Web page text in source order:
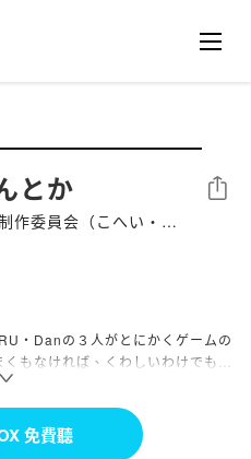
とか
作委員会（こへい・
分享
・Danの３人がとにかくゲームの
もなければ、くわしいわけでもな
ナリティがただひたすらにゲーム
免費聽